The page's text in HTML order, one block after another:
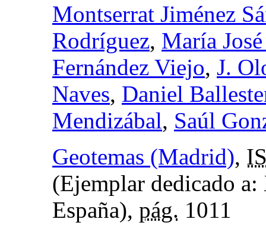
Montserrat Jiménez
Rodríguez, María
Fernández Viejo, J.
Naves, Daniel
Mendizábal, Saúl
Geotemas (Madrid),
(Ejemplar dedicado
España), pág. 1011